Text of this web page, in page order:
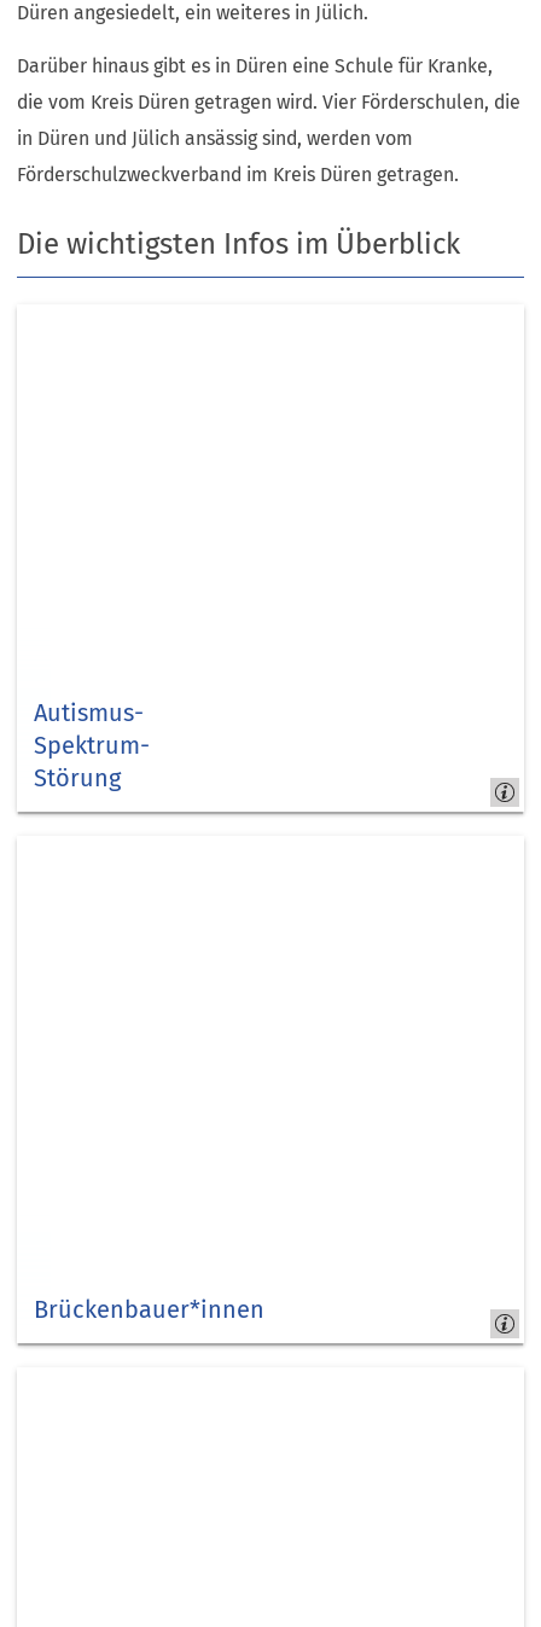
Düren angesiedelt, ein weiteres in Jülich.
Darüber hinaus gibt es in Düren eine Schule für Kranke,
die vom Kreis Düren getragen wird. Vier Förderschulen, die
in Düren und Jülich ansässig sind, werden vom
Förderschulzweckverband im Kreis Düren getragen.
Die wichtigsten Infos im Überblick
Autismus-
Spektrum-
Störung
Brückenbauer*innen